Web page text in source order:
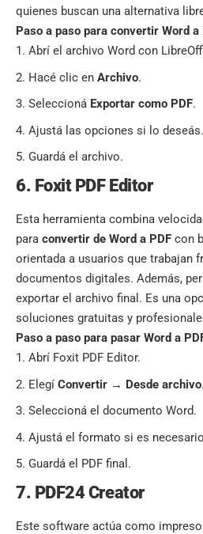
quienes buscan una alternativa
Paso a paso para convertir Word a
Abrí el archivo Word con
Hacé clic en Archivo.
Seleccioná Exportar como PDF.
Ajustá las opciones si lo deseás.
Guardá el archivo.
6. Foxit PDF Editor
Esta herramienta combina
para convertir de Word a PDF con
orientada a usuarios que trabajan
documentos digitales. Además,
exportar el archivo final. Es una
soluciones gratuitas y
Paso a paso para pasar Word a
Abrí Foxit PDF Editor.
Elegí Convertir → Desde archivo.
Seleccioná el documento Word.
Ajustá el formato si es
Guardá el PDF final.
7. PDF24 Creator
Este software actúa como